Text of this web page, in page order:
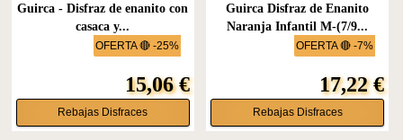
OFERTA 🔴 -25%
Guirca - Disfraz de enanito con
casaca y...
15,06 €
Rebajas Disfraces
OFERTA 🔴 -7%
Guirca Disfraz de Enanito
Naranja Infantil M-(7/9...
17,22 €
Rebajas Disfraces